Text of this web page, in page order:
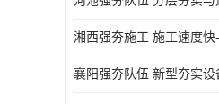
襄阳强夯队伍 新型夯实设